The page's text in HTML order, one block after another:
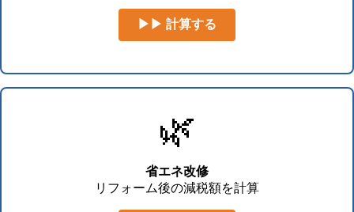
▶▶ 計算する
🌿
省エネ改修
リフォーム後の減税額を計算